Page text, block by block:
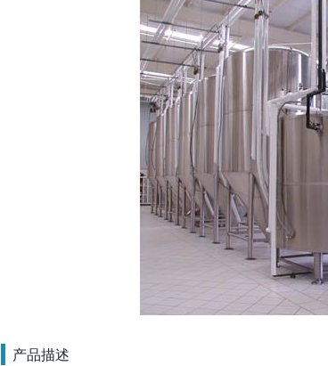
产品描述